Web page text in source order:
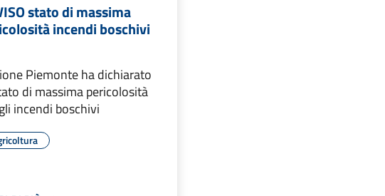
stato di massima
incendi boschivi
Piemonte ha dichiarato
di massima pericolosità
incendi boschivi